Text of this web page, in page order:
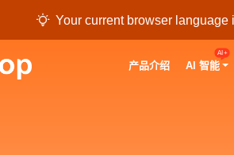
 Your current browser
产品介绍
AI+
AI 智能